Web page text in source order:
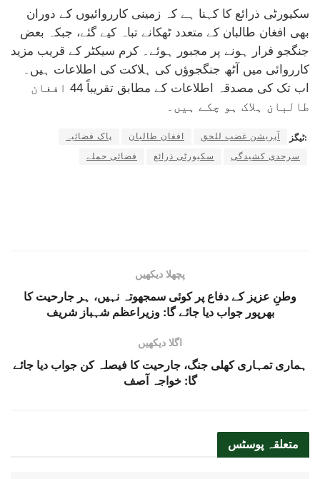
سکیورٹی ذرائع کا کہنا ہے کہ زمینی کارروائیوں کے دوران
بھی افغان طالبان کے متعدد ٹھکانے تباہ کیے گئے، جبکہ بعض
جنگجو فرار ہونے پر مجبور ہوئے۔ کرم سیکٹر کے قریب مزید
کارروائی میں آٹھ جنگجوؤں کی ہلاکت کی اطلاعات ہیں۔
اب تک کی مصدقہ اطلاعات کے مطابق تقریباً 44 افغان
طالبان ہلاک ہو چکے ہیں۔
ٹیگز: آپریشن غضب للحق افغان طالبان
پاک فضائیہ
سرحدی کشیدگی
سکیورٹی ذرائع فضائی حملے
پچھلا دیکھیں
وطنِ عزیز کے دفاع پر کوئی سمجھوتہ نہیں، ہر جارحیت کا
بھرپور جواب دیا جائے گا: وزیراعظم شہباز شریف
اگلا دیکھیں
ہماری تمہاری کھلی جنگ، جارحیت کا فیصلہ کن جواب دیا جائے
گا: خواجہ آصف
متعلقہ پوسٹس